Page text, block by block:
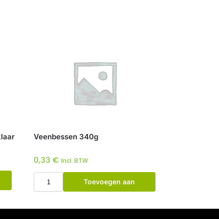
Veenbessen 340g
0,33 € Incl. BTW
Toevoegen aan